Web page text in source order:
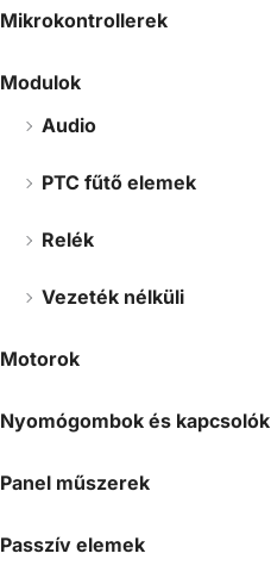
Mikrokontrollerek
Modulok
Audio
PTC fűtő elemek
Relék
Vezeték nélküli
Motorok
Nyomógombok és kapcsolók
Panel műszerek
Passzív elemek